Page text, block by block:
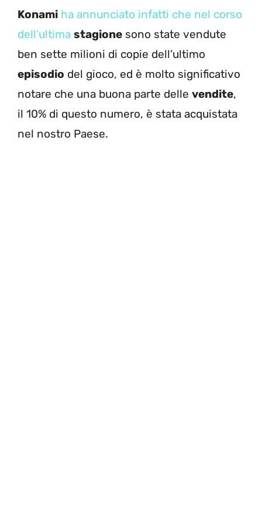
Konami ha annunciato infatti che nel corso
dell’ultima stagione sono state vendute
ben sette milioni di copie dell’ultimo
episodio del gioco, ed è molto significativo
notare che una buona parte delle vendite,
il 10% di questo numero, è stata acquistata
nel nostro Paese.